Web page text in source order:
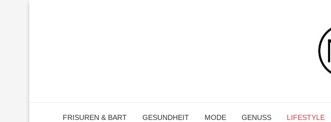
FRISUREN & BART GESUNDHEIT MODE GENUSS LIFESTYLE